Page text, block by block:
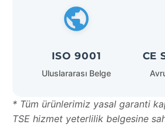
ISO 9001
Uluslararası Belge
CE
* Tüm ürünlerimiz yasal garanti
TSE hizmet yeterlilik belgesine